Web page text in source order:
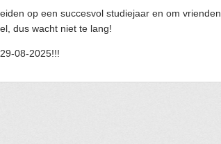
op een succesvol studiejaar en om vrienden
dus wacht niet te lang!
08-2025!!!